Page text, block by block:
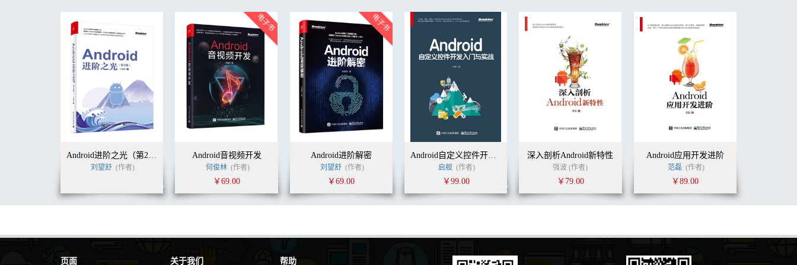
执行Fragment 的事务 69
争议 70
支持库 70
CardView 库 72
Design 库 72
GridLayout 库 73
Leanback 库 73
MediaRouter 库 73
Palette 库 73
RecyclerView 库 74
注解支持库 74
第4章 添加应用的图形和资源 77
Android中资源的介绍 78
9-patch图片 86
Layer List 89
Android进阶之光（第2版）
刘望舒 (作者)
Android音视频开发
何俊林 (作者)
￥69.00
Android进阶解密
刘望舒 (作者)
￥69.00
Android自定义控件开发入门与实战
启舰 (作者)
￥99.00
深入剖析Android新特性
强波 (作者)
￥79.00
Android应用开发进阶
范磊 (作者)
￥89.00
页面 关于我们 帮助